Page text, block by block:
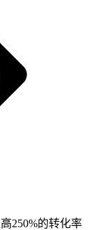
250%的转化率